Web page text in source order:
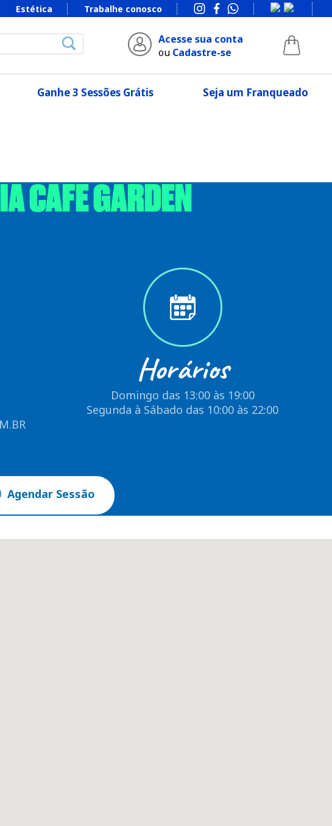
Estética Trabalhe conosco
Acesse sua conta
ou Cadastre-se
Ganhe 3 Sessões Grátis Seja um Franqueado
CAFE GARDEN
Horários
Domingo das 13:00 às 19:00
Segunda à Sábado das 10:00 às 22:00
Agendar Sessão